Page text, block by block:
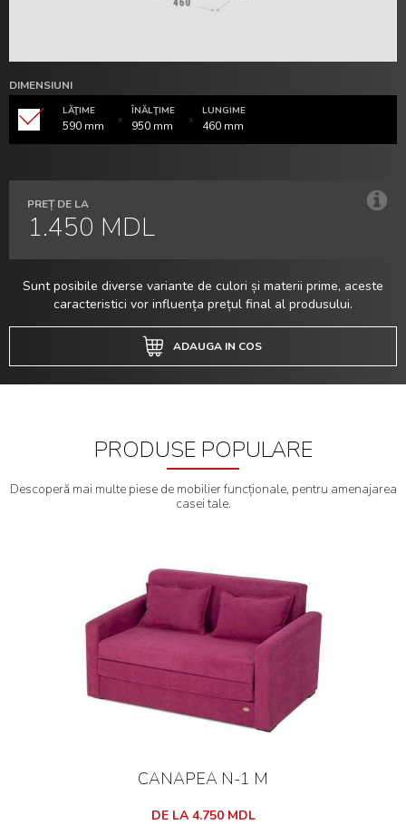
PREȚ DE LA
1.450 MDL
Sunt posibile diverse variante de culori și materii prime, aceste
caracteristici vor influența prețul final al produsului.
ADAUGA IN COS
DIMENSIUNI
LĂŢIME
590 mm
ÎNĂLŢIME
950 mm
LUNGIME
460 mm
PRODUSE POPULARE
Descoperă mai multe piese de mobilier funcționale, pentru amenajarea
casei tale.
CANAPEA N-1 M
DE LA 4.750 MDL